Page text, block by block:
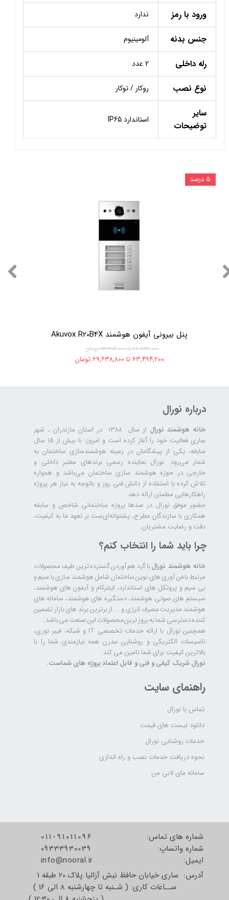
ورود با رمز ندارد
جنس بدنه آلومینیوم
رله داخلی 2 عدد
نوع نصب روکار / توکار
سایر
توضیحات
استاندارد IP65
پنل بیرونی آیفون هوشمند Akuvox R20B4X
۶۶,۸۳۶,۰۰۰ تا ۷۳,۳۰۴,۰۰۰ تومان
۶۳,۴۹۴,۲۰۰ تا ۶۹,۶۳۸,۸۰۰ تومان
۵ درصد
درباره نورال
خانه هوشمند نورال
از سال ۱۳۸۸ در استان مازندران ، شهر
ساری فعالیت خود را آغاز کرده است و امروز، با بیش از ۱۵ سال
سابقه، یکی از پیشگامان در زمینه هوشمندسازی ساختمان به
شمار می‌رود. نورال نماینده رسمی برندهای معتبر داخلی و
خارجی در حوزه هوشمند سازی ساختمان می‌باشد و همواره
تلاش کرده با استفاده از دانش فنی روز و باتوجه به نیاز هر پروژه
راهکارهایی مطمئن ارائه دهد.
حضور موفق نورال در صدها پروژه‌ ساختمانی شاخص و سابقه
همکاری با سازندگان مطرح، پشتوانه‌ای‌ست بر تعهد ما به کیفیت،
دقت و رضایت مشتریان.
راهنمای سایت
تماس با نورال
دانلود لیست های قیمت
خدمات روشنایی نورال
نحوه دریافت خدمات نصب و راه اندازی
سامانه مای لابی من
چرا باید شما را انتخاب کنم؟
خانه هوشمند نورالبا گرد هم آوردن گسترده ترین طیف محصولات
مرتبط با فن آوری های نوین ساختمان شامل هوشمند سازی با سیم و
بی سیم و پروتکل های استاندارد، اینترکام و آیفون های هوشمند،
سیستم های صوتی هوشمند، دستگیره های هوشمند، سامانه های
هوشمند مدیریت مصرف انرژی و ... از برترین برند های بازار تضمین
کننده دسترسی شما به بروز ترین محصولات این صنعت می باشد.
همچنین نورال با ارائه خدمات تخصصی IT و شبکه، فیبر نوری،
تاسیسات الکتریکی و روشنایی مدرن همه نیازمندی شما را با
بالاترین کیفیت برای شما تامین می کند.
نورال شریک کیفی و فنی و قابل اعتماد پروژه های شماست.
شماره های تماس:
شماره واتساپ:
​​​​​​​ایمیل:
011-91011096
09333930039
info@nooral.ir
آدرس: ساری خیابان حافظ نبش آزالیا پلاک 20 طبقه 1
ســاعات کاری: ( شـنبه تا چهارشنبه 8 الی 16 )